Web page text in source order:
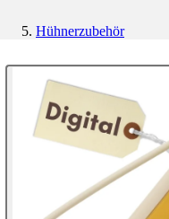
Hühnerzubehör